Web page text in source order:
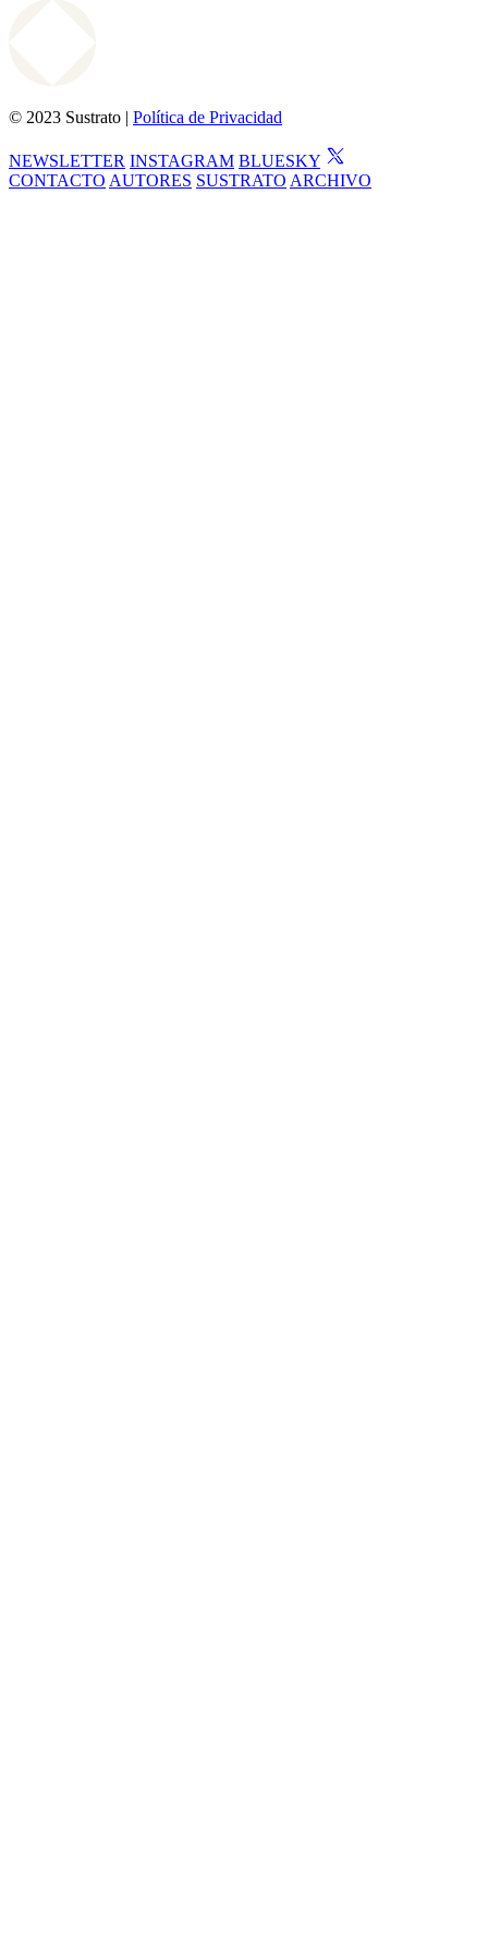
© 2023 Sustrato | Política de Privacidad
NEWSLETTER INSTAGRAM BLUESKY
CONTACTO AUTORES SUSTRATO ARCHIVO